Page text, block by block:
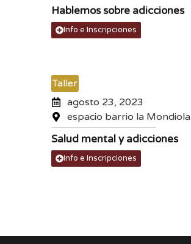
Hablemos sobre adicciones
Info e Inscripciones
Taller
agosto 23, 2023
espacio barrio la Mondiola
Salud mental y adicciones
Info e Inscripciones